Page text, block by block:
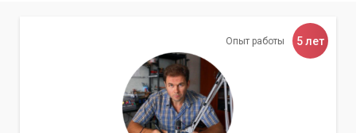
Опыт работы 5 лет